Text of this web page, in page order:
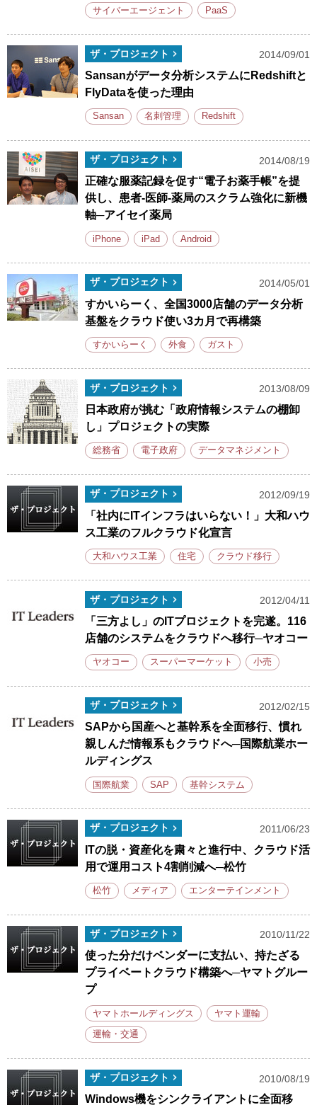
サイバーエージェント PaaS
ザ・プロジェクト 2014/09/01
Sansanがデータ分析システムにRedshiftと
FlyDataを使った理由
Sansan 名刺管理 Redshift
ザ・プロジェクト 2014/08/19
正確な服薬記録を促す“電子お薬手帳”を提
供し、患者-医師-薬局のスクラム強化に新機
軸─アイセイ薬局
iPhone iPad Android
ザ・プロジェクト 2014/05/01
すかいらーく、全国3000店舗のデータ分析
基盤をクラウド使い3カ月で再構築
すかいらーく 外食 ガスト
ザ・プロジェクト 2013/08/09
日本政府が挑む「政府情報システムの棚卸
し」プロジェクトの実際
総務省 電子政府 データマネジメント
ザ・プロジェクト 2012/09/19
「社内にITインフラはいらない！」大和ハウ
ス工業のフルクラウド化宣言
大和ハウス工業 住宅 クラウド移行
ザ・プロジェクト 2012/04/11
「三方よし」のITプロジェクトを完遂。116
店舗のシステムをクラウドへ移行─ヤオコー
ヤオコー スーパーマーケット 小売
ザ・プロジェクト 2012/02/15
SAPから国産へと基幹系を全面移行、慣れ
親しんだ情報系もクラウドへ─国際航業ホー
ルディングス
国際航業 SAP 基幹システム
ザ・プロジェクト 2011/06/23
ITの脱・資産化を粛々と進行中、クラウド活
用で運用コスト4割削減へ─松竹
松竹 メディア エンターテインメント
ザ・プロジェクト 2010/11/22
使った分だけベンダーに支払い、持たざる
プライベートクラウド構築へ─ヤマトグルー
プ
ヤマトホールディングス ヤマト運輸
運輸・交通
ザ・プロジェクト 2010/08/19
Windows機をシンクライアントに全面移